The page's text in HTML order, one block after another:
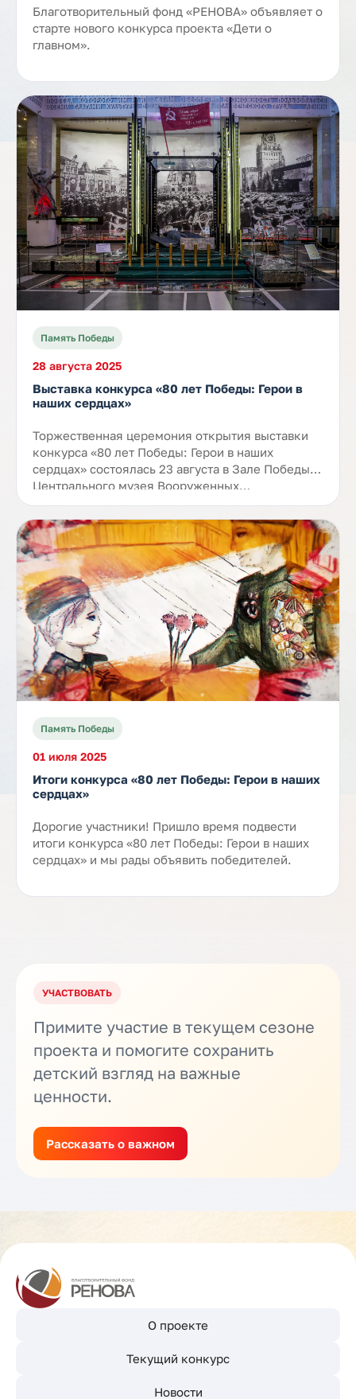
Благотворительный фонд «РЕНОВА» объявляет о
старте нового конкурса проекта «Дети о
главном».
Память Победы
28 августа 2025
Выставка конкурса «80 лет Победы: Герои в
наших сердцах»
Торжественная церемония открытия выставки
конкурса «80 лет Победы: Герои в наших
сердцах» состоялась 23 августа в Зале Победы
Центрального музея Вооруженных…
Память Победы
01 июля 2025
Итоги конкурса «80 лет Победы: Герои в наших
сердцах»
Дорогие участники! Пришло время подвести
итоги конкурса «80 лет Победы: Герои в наших
сердцах» и мы рады объявить победителей.
УЧАСТВОВАТЬ
Примите участие в текущем сезоне
проекта и помогите сохранить
детский взгляд на важные
ценности.
Рассказать о важном
О проекте
Текущий конкурс
Новости